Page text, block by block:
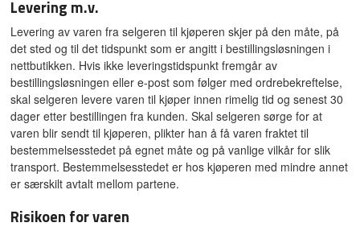
Levering m.v.
Levering av varen fra selgeren til kjøperen skjer på den måte, på
det sted og til det tidspunkt som er angitt i bestillingsløsningen i
nettbutikken. Hvis ikke leveringstidspunkt fremgår av
bestillingsløsningen eller e-post som følger med ordrebekreftelse,
skal selgeren levere varen til kjøper innen rimelig tid og senest 30
dager etter bestillingen fra kunden. Skal selgeren sørge for at
varen blir sendt til kjøperen, plikter han å få varen fraktet til
bestemmelsesstedet på egnet måte og på vanlige vilkår for slik
transport. Bestemmelsesstedet er hos kjøperen med mindre annet
er særskilt avtalt mellom partene.
Risikoen for varen